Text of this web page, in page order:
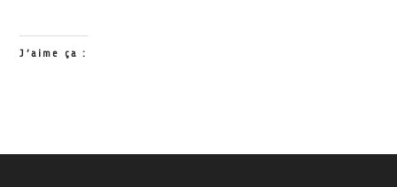
J’aime ça :